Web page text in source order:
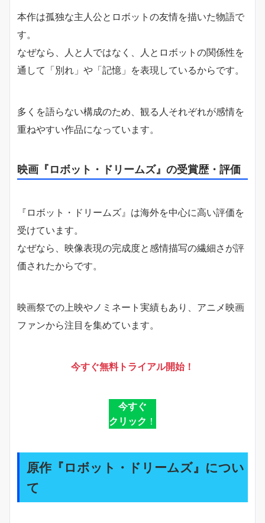
本作は孤独な主人公とロボットの友情を描いた物語で
す。
なぜなら、人と人ではなく、人とロボットの関係性を
通して「別れ」や「記憶」を表現しているからです。
多くを語らない構成のため、観る人それぞれが感情を
重ねやすい作品になっています。
映画『ロボット・ドリームズ』の受賞歴・評価
『ロボット・ドリームズ』は海外を中心に高い評価を
受けています。
なぜなら、映像表現の完成度と感情描写の繊細さが評
価されたからです。
映画祭での上映やノミネート実績もあり、アニメ映画
ファンから注目を集めています。
今すぐ無料トライアル開始！
今すぐ
クリック ！
原作『ロボット・ドリームズ』につい
て